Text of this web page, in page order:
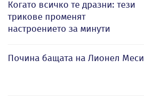
Когато всичко те дразни: тези
трикове променят
настроението за минути
Почина бащата на Лионел Меси